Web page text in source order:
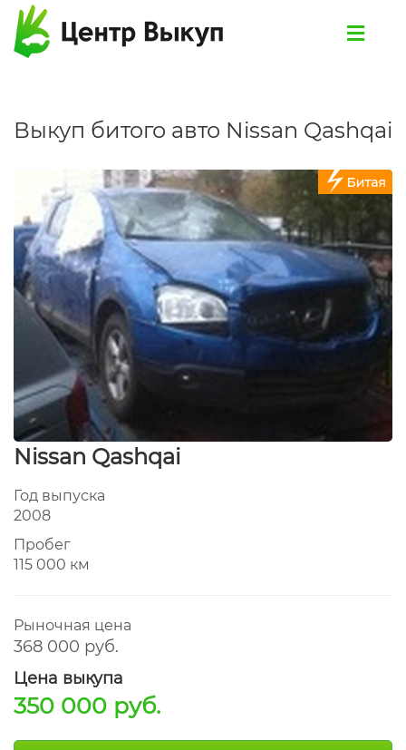
Выкуп битого авто Nissan Qashqai
Nissan Qashqai
Год выпуска
2008
Пробег
115 000 км
Рыночная цена
368 000 руб.
Цена выкупа
350 000 руб.